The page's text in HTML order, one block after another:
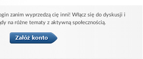
zanim wyprzedzą cię inni! Włącz się do dyskusji i
na różne tematy z aktywną społecznością.